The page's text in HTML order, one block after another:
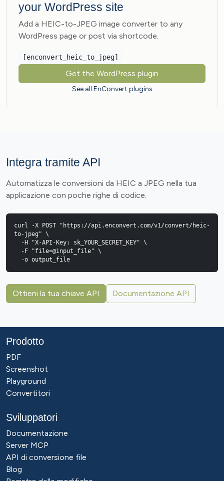
your WordPress site
Add a HEIC-to-JPEG image converter to any
WordPress page or post via shortcode.
[enconvert_heic_to_jpeg]
Get the WordPress plugin
See all EnConvert plugins
Integra tramite API
Automatizza le conversioni da HEIC a JPEG nella tua
applicazione con poche righe di codice.
curl -X POST "https://api.enconvert.com/v1/convert/heic-
to-jpeg" \
  -o output_file
Ottieni la tua chiave API Documentazione API
Prodotto
PDF
Screenshot
Playground
Convertitori
Sviluppatori
Documentazione
Server MCP
API di conversione file
Blog